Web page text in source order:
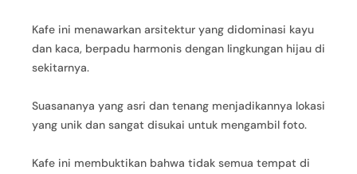
Kafe ini menawarkan arsitektur yang didominasi kayu
dan kaca, berpadu harmonis dengan lingkungan hijau di
sekitarnya.
Suasananya yang asri dan tenang menjadikannya lokasi
yang unik dan sangat disukai untuk mengambil foto.
Kafe ini membuktikan bahwa tidak semua tempat di